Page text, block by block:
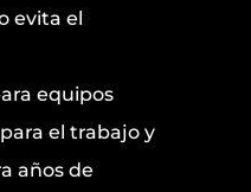
evita el
equipos
el trabajo y
años de